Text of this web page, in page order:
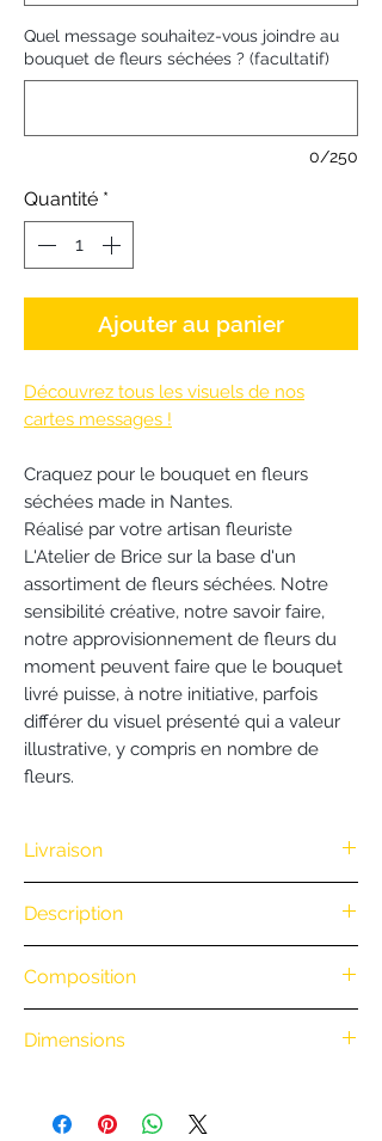
Quel message souhaitez-vous joindre au
bouquet de fleurs séchées ? (facultatif)
0/250
Quantité *
Ajouter au panier
Découvrez tous les visuels de nos
cartes messages !
Craquez pour le bouquet en fleurs
séchées made in Nantes.
Réalisé par votre artisan fleuriste
L'Atelier de Brice sur la base d'un
assortiment de fleurs séchées. Notre
sensibilité créative, notre savoir faire,
notre approvisionnement de fleurs du
moment peuvent faire que le bouquet
livré puisse, à notre initiative, parfois
différer du visuel présenté qui a valeur
illustrative, y compris en nombre de
fleurs.
Livraison
100€ d'achat. (Exclusivité Web non
valable pour une commande
par téléphone)
• Retrait en boutique : gratuit
• Livraison à vélo par notre coursier
0 à 3 km : 8 €
Description
artisan fleuriste L'Atelier De Brice sur
la base d'un assortiment de fleurs
séchées. Notre sensibilité créative,
moment peuvent faire que le
Composition
Dimensions